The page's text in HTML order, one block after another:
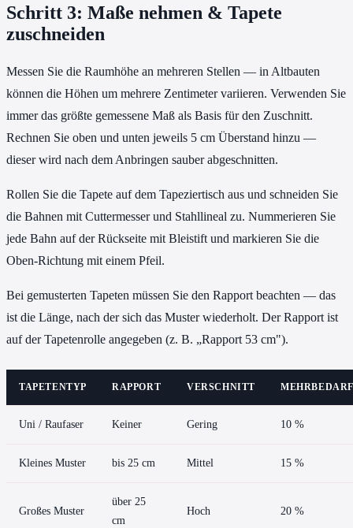
Schritt 3: Maße nehmen & Tapete
zuschneiden
Messen Sie die Raumhöhe an mehreren Stellen — in Altbauten
können die Höhen um mehrere Zentimeter variieren. Verwenden Sie
immer das größte gemessene Maß als Basis für den Zuschnitt.
Rechnen Sie oben und unten jeweils 5 cm Überstand hinzu —
dieser wird nach dem Anbringen sauber abgeschnitten.
Rollen Sie die Tapete auf dem Tapeziertisch aus und schneiden Sie
die Bahnen mit Cuttermesser und Stahllineal zu. Nummerieren Sie
jede Bahn auf der Rückseite mit Bleistift und markieren Sie die
Oben-Richtung mit einem Pfeil.
Bei gemusterten Tapeten müssen Sie den Rapport beachten — das
ist die Länge, nach der sich das Muster wiederholt. Der Rapport ist
auf der Tapetenrolle angegeben (z. B. „Rapport 53 cm").
TAPETENTYP RAPPORT VERSCHNITT MEHRBEDARF
Uni / Raufaser Keiner Gering 10 %
Kleines Muster bis 25 cm Mittel 15 %
Großes Muster
über 25
cm
Hoch 20 %